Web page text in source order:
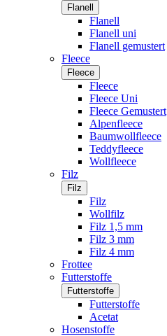
Flanell
Flanell
Flanell uni
Flanell gemustert
Fleece
Fleece
Fleece
Fleece Uni
Fleece Gemustert
Alpenfleece
Baumwollfleece
Teddyfleece
Wollfleece
Filz
Filz
Filz
Wollfilz
Filz 1,5 mm
Filz 3 mm
Filz 4 mm
Frottee
Futterstoffe
Futterstoffe
Futterstoffe
Acetat
Hosenstoffe